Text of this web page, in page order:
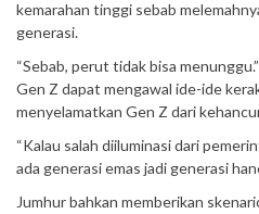
kemarahan tinggi sebab
generasi.
“Sebab, perut tidak bisa
Gen Z dapat mengawal ide-ide
menyelamatkan Gen Z dari
“Kalau salah diiluminasi dari
ada generasi emas jadi generasi
Jumhur bahkan memberikan